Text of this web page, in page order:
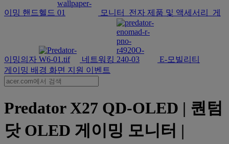
이밍 핸드헬드 모니터 전자 제품 및 액세서리 게
이밍의자 네트워킹
E-모빌리티
게이밍 배경 화면 지원 이벤트
Predator X27 QD-OLED | 퀀텀
닷 OLED 게이밍 모니터 |